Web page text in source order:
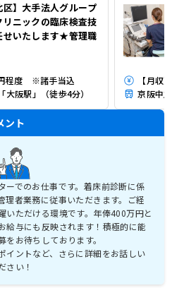
】大手法人グループ
ニックの臨床検査技
せいたします★管理職
円程度 ※諸手当込
阪駅」（徒歩4分）
【月収
京阪中
ント
ーでのお仕事です。着床前診断に係
理者業務に従事いただきます。ご経
いただける環境です。年俸400万円と
給与にも反映されます！積極的に能
お待ちしております。
イントなど、さらに詳細をお話しい
さい！